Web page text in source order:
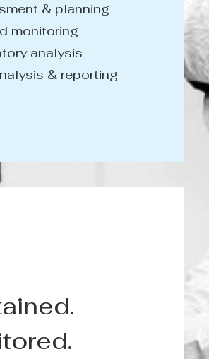
& planning
monitoring
analysis
& reporting